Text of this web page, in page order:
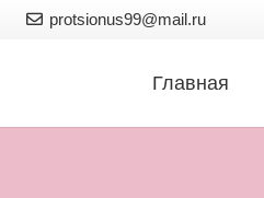
protsionus99@mail.ru
Главная